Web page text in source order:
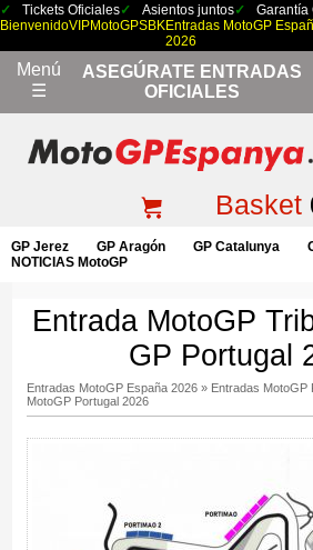
Tickets Oficiales Asientos juntos
Garantía
BienvenidoVIPMotoGPSBKEntradas MotoGP
2026
Menú
☰
ASEGÚRATE ENTRADAS
OFICIALES
Basket
GP Jerez GP Aragón GP Catalunya
NOTICIAS MotoGP
Entrada MotoGP
GP Portugal
Entradas MotoGP España 2026» Entradas MotoGP
MotoGP Portugal 2026